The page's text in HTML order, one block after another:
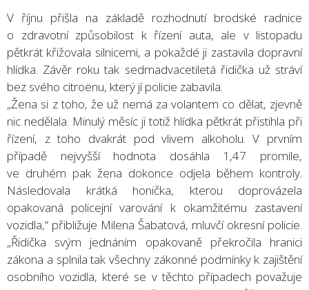
V říjnu přišla na základě rozhodnutí brodské radnice
o zdravotní způsobilost k řízení auta, ale v listopadu
pětkrát křižovala silnicemi, a pokaždé ji zastavila dopravní
hlídka. Závěr roku tak sedmadvacetiletá řidička už stráví
bez svého citroënu, který jí policie zabavila.
„Žena si z toho, že už nemá za volantem co dělat, zjevně
nic nedělala. Minulý měsíc ji totiž hlídka pětkrát přistihla při
řízení, z toho dvakrát pod vlivem alkoholu. V prvním
případě nejvyšší hodnota dosáhla 1,47 promile,
ve druhém pak žena dokonce odjela během kontroly.
Následovala krátká honička, kterou doprovázela
opakovaná policejní varování k okamžitému zastavení
vozidla,“ přibližuje Milena Šabatová, mluvčí okresní policie.
„Řidička svým jednáním opakovaně překročila hranici
zákona a splnila tak všechny zákonné podmínky k zajištění
osobního vozidla, které se v těchto případech považuje